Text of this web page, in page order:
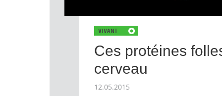
Ces protéines
cerveau
12.05.2015